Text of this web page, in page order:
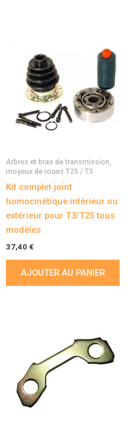
Arbres et bras de transmission,
moyeux de roues T25 / T3
Kit complet joint
homocinétique intérieur ou
extérieur pour T3/T25 tous
modèles
37,40 €
AJOUTER AU PANIER